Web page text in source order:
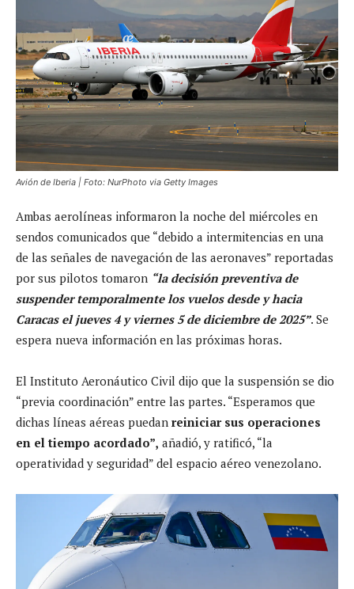
Avión de Iberia | Foto: NurPhoto via Getty Images
Ambas aerolíneas informaron la noche del miércoles en
sendos comunicados que “debido a intermitencias en una
de las señales de navegación de las aeronaves” reportadas
por sus pilotos tomaron “la decisión preventiva de
suspender temporalmente los vuelos desde y hacia
Caracas el jueves 4 y viernes 5 de diciembre de 2025”. Se
espera nueva información en las próximas horas.
El Instituto Aeronáutico Civil dijo que la suspensión se dio
“previa coordinación” entre las partes. “Esperamos que
dichas líneas aéreas puedan reiniciar sus operaciones
en el tiempo acordado”, añadió, y ratificó, “la
operatividad y seguridad” del espacio aéreo venezolano.